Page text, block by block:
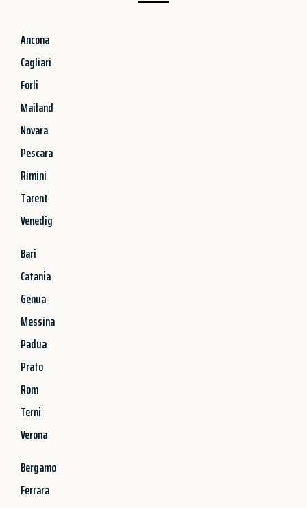
Ancona
Cagliari
Forli
Mailand
Novara
Pescara
Rimini
Tarent
Venedig
Bari
Catania
Genua
Messina
Padua
Prato
Rom
Terni
Verona
Bergamo
Ferrara